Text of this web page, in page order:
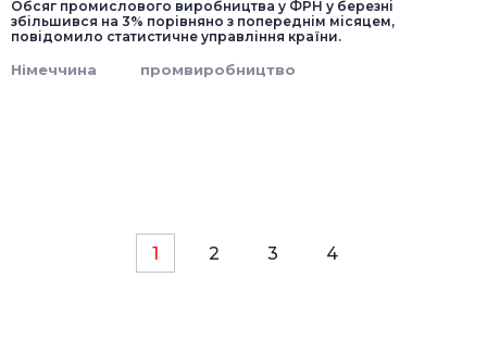
Обсяг промислового виробництва у ФРН у березні
збільшився на 3% порівняно з попереднім місяцем,
повідомило статистичне управління країни.
Німеччина промвиробництво
1 2 3 4